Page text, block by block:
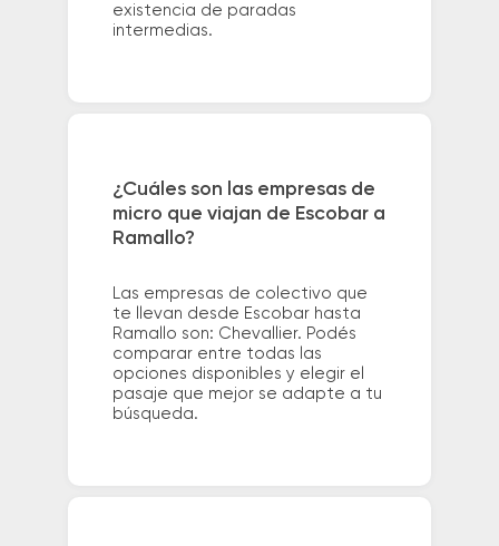
existencia de paradas
intermedias.
¿Cuáles son las empresas de
micro que viajan de Escobar a
Ramallo?
Las empresas de colectivo que
te llevan desde Escobar hasta
Ramallo son: Chevallier. Podés
comparar entre todas las
opciones disponibles y elegir el
pasaje que mejor se adapte a tu
búsqueda.